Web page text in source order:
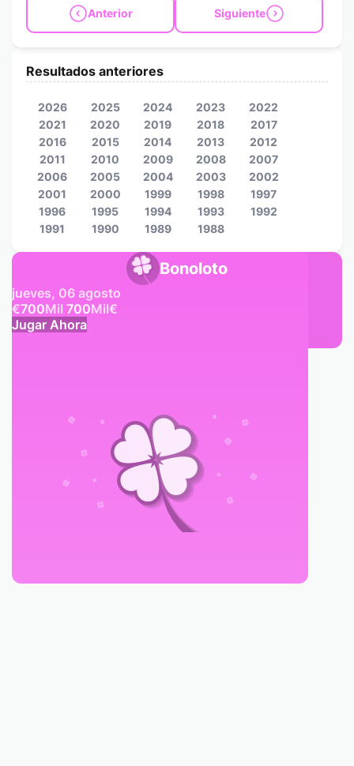
Anterior Siguiente
Bonoloto
jueves, 06 agosto
€700Mil 700Mil€
Jugar Ahora
Resultados anteriores
2026 2025 2024 2023
2022
2021
2020 2019 2018
2017
2016
2015 2014 2013
2012
2011
2010 2009 2008
2007
2006
2005 2004 2003
2002
2001
2000 1999 1998
1997
1996
1995 1994 1993
1992
1991
1990 1989 1988